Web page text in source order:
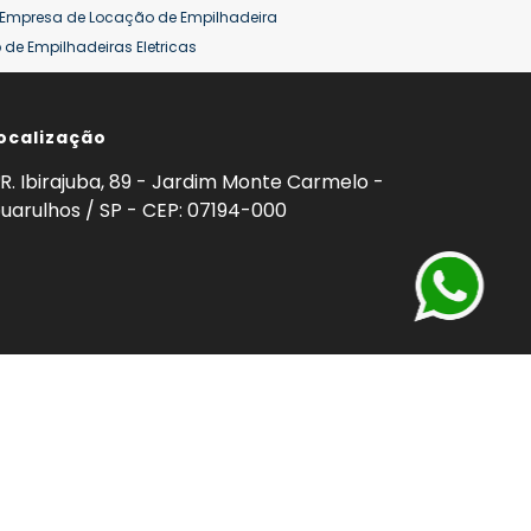
Empresa de Locação de Empilhadeira
Empilhadeiras Eletricas
de Empilhadeiras
Empilhadeira Hyster
ton Venda Empilhadeiras 25 ton
R. Ibirajuba, 89 - Jardim Monte Carmelo -
/ SP - CEP: 07194-000